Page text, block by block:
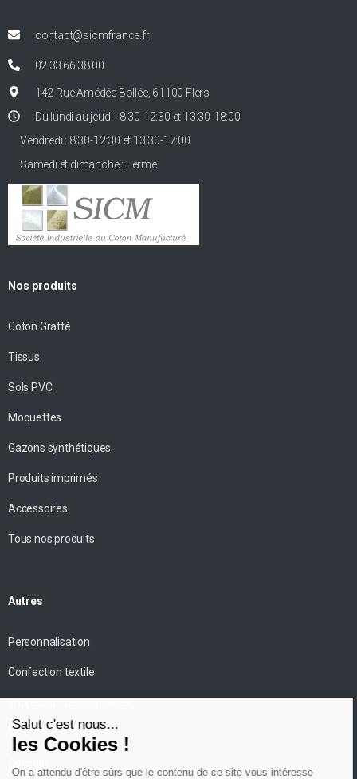
contact@sicmfrance.fr
02 33 66 38 00
142 Rue Amédée Bollée, 61100 Flers
Du lundi au jeudi : 8:30-12:30 et 13:30-18:00
Vendredi : 8:30-12:30 et 13:30-17:00
Samedi et dimanche : Fermé
Nos produits
Coton Gratté
Tissus
Sols PVC
Moquettes
Gazons synthétiques
Produits imprimés
Accessoires
Tous nos produits
Autres
Personnalisation
Confection textile
Mise en scène